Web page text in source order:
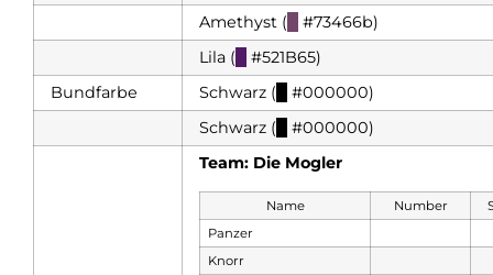
Amethyst (
#73466b)
Lila (
#521B65)
Bundfarbe
Schwarz (
#000000)
Schwarz (
#000000)
Team: Die Mogler
Name Number
Panzer
Knorr